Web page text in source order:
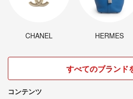
CHANEL HERMES
すべてのブランド
コンテンツ